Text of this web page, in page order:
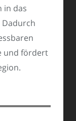
in das
und fördert